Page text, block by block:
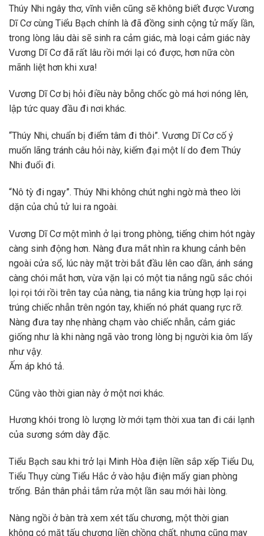
Thúy Nhi ngây thơ, vĩnh viễn cũng sẽ không biết được Vương
Dĩ Cơ cùng Tiểu Bạch chính là đã đồng sinh cộng tử mấy lần,
trong lòng lâu dài sẽ sinh ra cảm giác, mà loại cảm giác này
Vương Dĩ Cơ đã rất lâu rồi mới lại có được, hơn nữa còn
mãnh liệt hơn khi xưa!
Vương Dĩ Cơ bị hỏi điều này bỗng chốc gò má hơi nóng lên,
lập tức quay đầu đi nơi khác.
“Thúy Nhi, chuẩn bị điểm tâm đi thôi”. Vương Dĩ Cơ cố ý
muốn lãng tránh câu hỏi này, kiếm đại một lí do đem Thúy
Nhi đuổi đi.
“Nô tỳ đi ngay”. Thúy Nhi không chút nghi ngờ mà theo lời
dặn của chủ tử lui ra ngoài.
Vương Dĩ Cơ một mình ở lại trong phòng, tiếng chim hót ngày
càng sinh động hơn. Nàng đưa mắt nhìn ra khung cảnh bên
ngoài cửa sổ, lúc này mặt trời bắt đầu lên cao dần, ánh sáng
càng chói mắt hơn, vừa vặn lại có một tia nắng ngũ sắc chói
lọi rọi tới rồi trên tay của nàng, tia nắng kia trùng hợp lại rọi
trúng chiếc nhẫn trên ngón tay, khiến nó phát quang rực rỡ.
Nàng đưa tay nhẹ nhàng chạm vào chiếc nhẫn, cảm giác
giống như là khi nàng ngã vào trong lòng bị người kia ôm lấy
như vậy.
Ấm áp khó tả.
Cũng vào thời gian này ở một nơi khác.
Hương khói trong lò lượng lờ mới tạm thời xua tan đi cái lạnh
của sương sớm dày đặc.
Tiểu Bạch sau khi trở lại Minh Hòa điện liền sắp xếp Tiểu Du,
Tiểu Thụy cùng Tiểu Hắc ở vào hậu điện mấy gian phòng
trống. Bản thân phải tắm rửa một lần sau mới hài lòng.
Nàng ngồi ở bàn trà xem xét tấu chương, một thời gian
không có mặt tấu chương liền chồng chất, nhưng cũng may